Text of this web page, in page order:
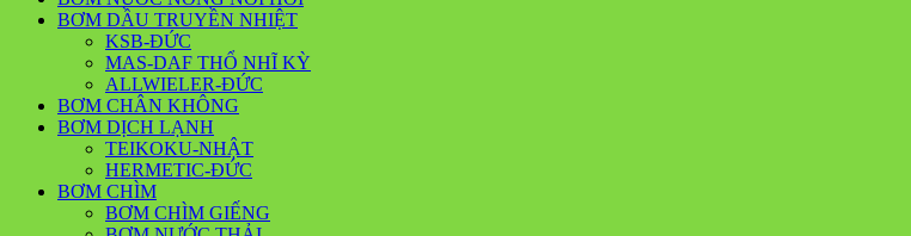
BƠM DẦU TRUYỀN NHIỆT
KSB-ĐỨC
MAS-DAF THỔ NHĨ KỲ
ALLWIELER-ĐỨC
BƠM CHÂN KHÔNG
BƠM DỊCH LẠNH
TEIKOKU-NHẬT
HERMETIC-ĐỨC
BƠM CHÌM
BƠM CHÌM GIẾNG